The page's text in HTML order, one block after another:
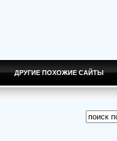
ПОХОЖИЕ САЙТЫ